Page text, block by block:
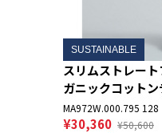
SUSTAINABLE
スリムストレー
ガニックコットン
MA972W.000.795 128
¥30,360 ¥50,600